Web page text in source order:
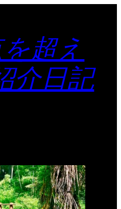
超え
介日記